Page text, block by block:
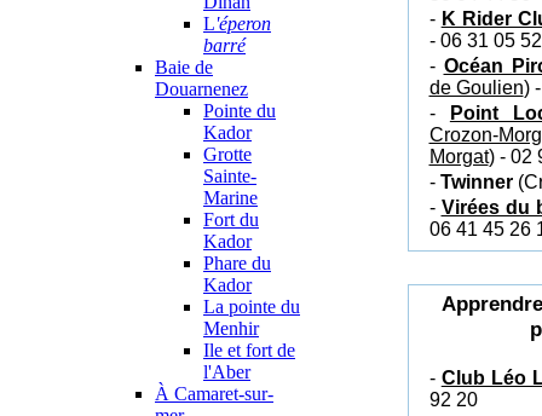
L'éperon
barré
Baie de
Douarnenez
Pointe du
Kador
Grotte
Sainte-
Marine
Fort du
Kador
Phare du
Kador
La pointe du
Menhir
Ile et fort de
l'Aber
À Camaret-sur-
- K Rider
- 06 31 05
- Océan
de Goulien)
-
Point
Crozon-
Morgat) - 02
- Twinner
- Virées du
06 41 45 26
- Club Léo
92 20